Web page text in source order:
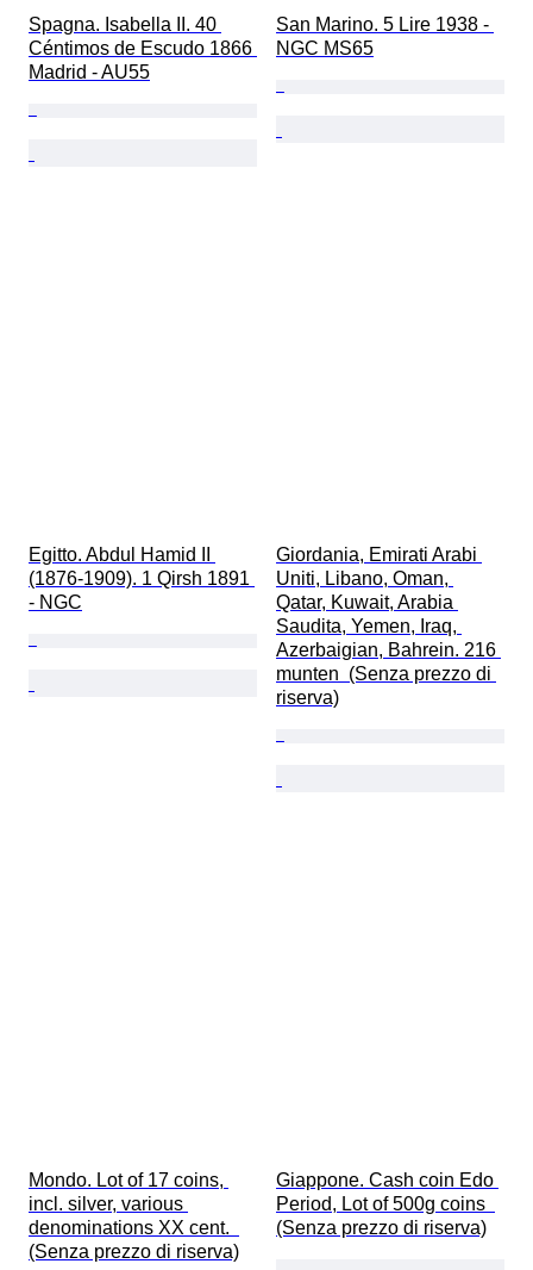
Spagna. Isabella II. 40
Céntimos de Escudo 1866
Madrid - AU55
San Marino. 5 Lire 1938 -
NGC MS65
Egitto. Abdul Hamid II
(1876-1909). 1 Qirsh 1891
- NGC
Giordania, Emirati Arabi
Uniti, Libano, Oman,
Qatar, Kuwait, Arabia
Saudita, Yemen, Iraq,
Azerbaigian, Bahrein. 216
munten  (Senza prezzo di
riserva)
Mondo. Lot of 17 coins,
incl. silver, various
denominations XX cent.
(Senza prezzo di riserva)
Giappone. Cash coin Edo
Period, Lot of 500g coins
(Senza prezzo di riserva)